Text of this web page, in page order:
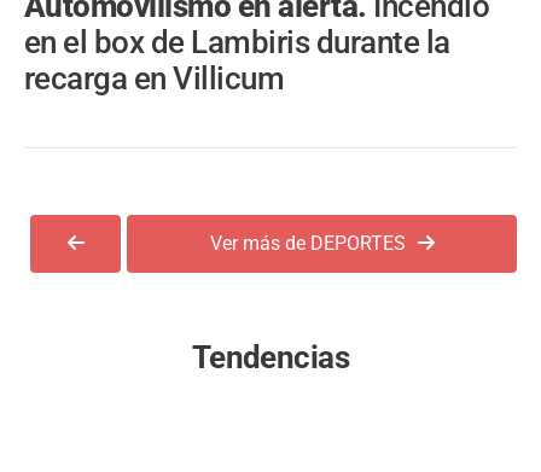
en el box de Lambiris durante la
recarga en Villicum
Ver más de DEPORTES
Tendencias